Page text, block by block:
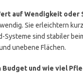
auf Wendigkeit oder
Sie erleichtern
Systeme sind stabiler
unebene Flächen.
Budget und wie viel